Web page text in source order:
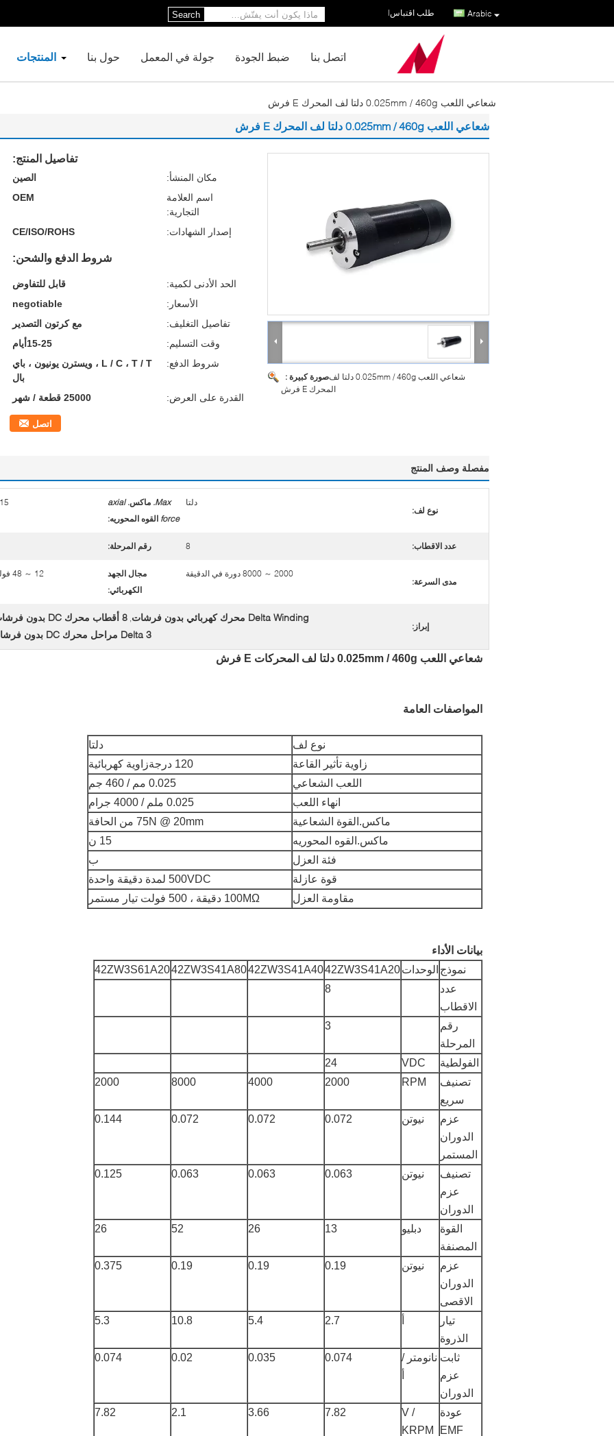
Arabic طلب اقتباس|
Search
المنتجات حول بنا جولة في المعمل ضبط الجودة اتصل بنا
شعاعي اللعب 0.025mm / 460g دلتا لف المحرك E فرش
شعاعي اللعب 0.025mm / 460g دلتا لف المحرك E فرش
صورة كبيرة :شعاعي اللعب 0.025mm / 460g دلتا لف
المحرك E فرش
تفاصيل المنتج:
مكان المنشأ:
الصين
اسم العلامة
التجارية:
OEM
إصدار الشهادات: CE/ISO/ROHS
شروط الدفع والشحن:
الحد الأدنى لكمية:
قابل للتفاوض
الأسعار:
negotiable
تفاصيل التغليف:
مع كرتون التصدير
وقت التسليم:
15-25أيام
شروط الدفع:
L / C ، T / T ، ويسترن يونيون ، باي
بال
القدرة على العرض:
25000 قطعة / شهر
اتصل
مفصلة وصف المنتج
نوع لف:
دلتا Max. ماكس. axial
force القوه المحوريه:
15 ن
عدد الاقطاب: 8 رقم المرحلة:
مدى السرعة:
2000 ～ 8000 دورة في الدقيقة
مجال الجهد
الكهربائي:
12 ～ 48 فولت
إبراز:
Delta Winding محرك كهربائي بدون فرشات
8 أقطاب محرك DC بدون فرشات
Delta 3 مراحل محرك DC بدون فرشات
شعاعي اللعب 0.025mm / 460g دلتا لف المحركات E فرش
المواصفات العامة
نوع لف
دلتا
زاوية تأثير القاعة
120 درجةزاوية كهربائية
اللعب الشعاعي
0.025 مم / 460 جم
انهاء اللعب
0.025 ملم / 4000 جرام
ماكس.القوة الشعاعية
75N @ 20mm من الحافة
ماكس.القوه المحوريه
15 ن
فئة العزل
ب
قوة عازلة
500VDC لمدة دقيقة واحدة
مقاومة العزل
100MΩ دقيقة ، 500 فولت تيار مستمر
بيانات الأداء
نموذج الوحدات42ZW3S41A20
42ZW3S41A40
42ZW3S41A80
42ZW3S61A20
عدد
الاقطاب
8
رقم
المرحلة
3
الفولطية VDC
24
تصنيف
سريع
RPM
2000
4000
8000
2000
عزم
الدوران
المستمر
نيوتن 0.072
0.072
0.072
0.144
تصنيف
عزم
الدوران
نيوتن 0.063
0.063
0.063
0.125
القوة
المصنفة
دبليو 13
26
52
26
عزم
الدوران
الاقصى
نيوتن 0.19
0.19
0.19
0.375
تيار
الذروة
2.7
5.4
10.8
5.3
ثابت
عزم
الدوران
نانومتر /
0.074
0.035
0.02
0.074
عودة
EMF
V /
KRPM
7.82
3.66
2.1
7.82